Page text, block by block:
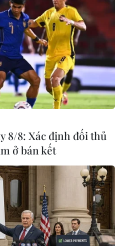
chủng vắcxin của
AstraZeneca chỉ có hiệu
hợp nhẹ và trung bình
8/8: Xác định đối thủ
ở bán kết